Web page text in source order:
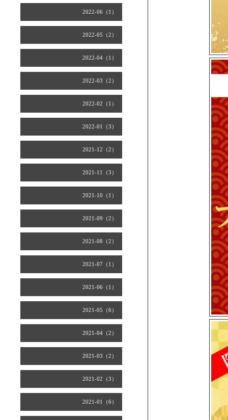
2022-06（1）
2022-05（2）
2022-04（1）
2022-03（2）
2022-02（1）
2022-01（3）
2021-12（2）
2021-11（3）
2021-10（1）
2021-09（2）
2021-08（2）
2021-07（1）
2021-06（1）
2021-05（6）
2021-04（2）
2021-03（2）
2021-02（3）
2021-01（6）